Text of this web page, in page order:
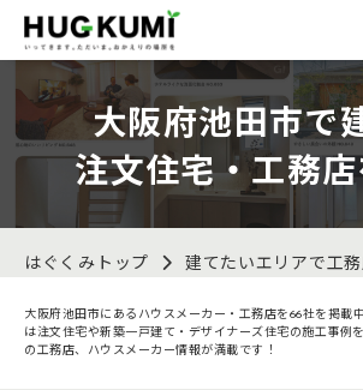
大阪府池田市で
注文住宅・工務店
はぐくみトップ 建てたいエリアで工
大阪府池田市にあるハウスメーカー・工務店を66社を掲載
は注文住宅や新築一戸建て・デザイナーズ住宅の施工事例
の工務店、ハウスメーカー情報が満載です！